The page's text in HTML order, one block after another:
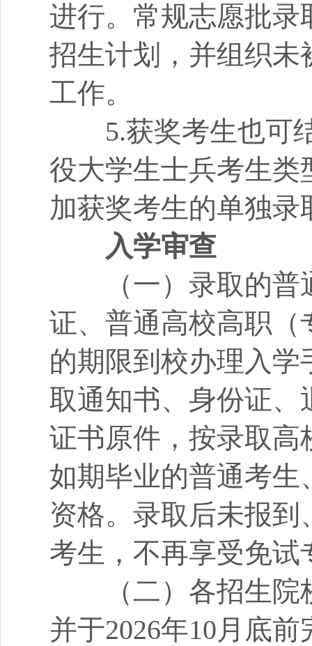
进行。常规志愿批录
招生计划，并组织未
工作。
5.获奖考生也可结
役大学生士兵考生类
加获奖考生的单独录
入学审查
（一）录取的普
证、普通高校高职（
的期限到校办理入
取通知书、身份证、
证书原件，按录取高
如期毕业的普通考
资格。录取后未报
考生，不再享受免试
（二）各招生院
并于2026年10月底